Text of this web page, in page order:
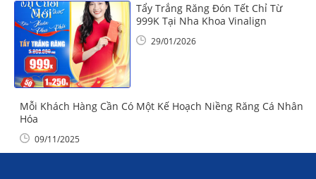
Tẩy Trắng Răng Đón Tết Chỉ Từ
999K Tại Nha Khoa Vinalign
29/01/2026
Mỗi Khách Hàng Cần Có Một Kế Hoạch Niềng Răng Cá Nhân
Hóa
09/11/2025